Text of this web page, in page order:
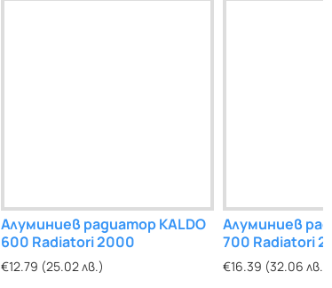
Алуминиев радиатор
KALDUS 1800
€63.99 (125.15 лв.)
KALDUS
€69.49
Алуминиев радиатор KALDO
600 Radiatori 2000
€12.79 (25.02 лв.)
Алуминиев
700 Radiatori
€16.39 (32.06 лв.)